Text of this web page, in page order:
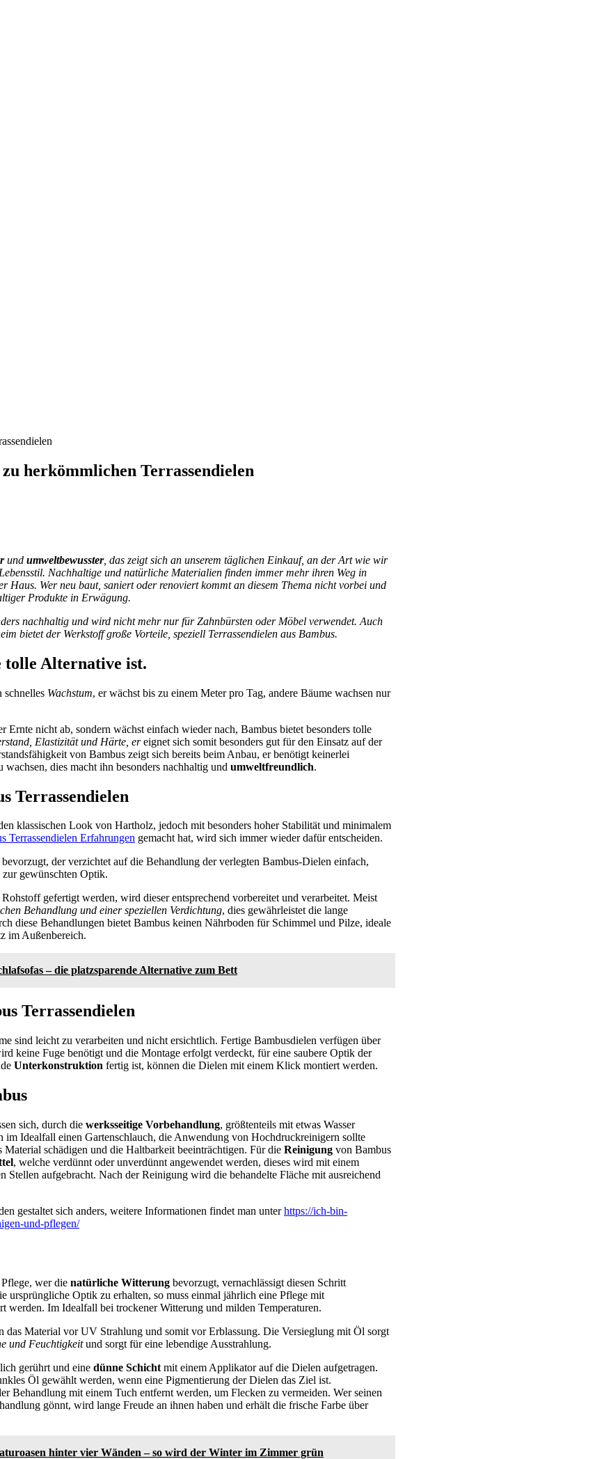
herkömmlichen Terrassendielen
und umweltbewusster, das zeigt sich an unserem täglichen Einkauf, an der Art wie wir
Nachhaltige und natürliche Materialien finden immer mehr ihren Weg in
Haus. Wer neu baut, saniert oder renoviert kommt an diesem Thema nicht vorbei und
Produkte in Erwägung.
nachhaltig und wird nicht mehr nur für Zahnbürsten oder Möbel verwendet. Auch
bietet der Werkstoff große Vorteile, speziell Terrassendielen aus Bambus.
tolle Alternative ist.
schnelles Wachstum, er wächst bis zu einem Meter pro Tag, andere Bäume wachsen nur
Ernte nicht ab, sondern wächst einfach wieder nach, Bambus bietet besonders tolle
Elastizität und Härte, ereignet sich somit besonders gut für den Einsatz auf der
von Bambus zeigt sich bereits beim Anbau, er benötigt keinerlei
dies macht ihn besonders nachhaltig und umweltfreundlich.
Terrassendielen
klassischen Look von Hartholz, jedoch mit besonders hoher Stabilität und minimalem
Terrassendielen Erfahrungen gemacht hat, wird sich immer wieder dafür entscheiden.
bevorzugt, der verzichtet auf die Behandlung der verlegten Bambus-Dielen einfach,
gewünschten Optik.
gefertigt werden, wird dieser entsprechend vorbereitet und verarbeitet. Meist
Behandlung und einer speziellen Verdichtung, dies gewährleistet die lange
diese Behandlungen bietet Bambus keinen Nährboden für Schimmel und Pilze, ideale
im Außenbereich.
– die platzsparende Alternative zum Bett
Terrassendielen
sind leicht zu verarbeiten und nicht ersichtlich. Fertige Bambusdielen verfügen über
keine Fuge benötigt und die Montage erfolgt verdeckt, für eine saubere Optik der
Unterkonstruktion fertig ist, können die Dielen mit einem Klick montiert werden.
sich, durch die werksseitige Vorbehandlung, größtenteils mit etwas Wasser
im Idealfall einen Gartenschlauch, die Anwendung von Hochdruckreinigern sollte
Material schädigen und die Haltbarkeit beeinträchtigen. Für die Reinigung von Bambus
, welche verdünnt oder unverdünnt angewendet werden, dieses wird mit einem
Stellen aufgebracht. Nach der Reinigung wird die behandelte Fläche mit ausreichend
gestaltet sich anders, weitere Informationen findet man unterhttps://ich-bin-
und-pflegen/
wer die natürliche Witterung bevorzugt, vernachlässigt diesen Schritt
ursprüngliche Optik zu erhalten, so muss einmal jährlich eine Pflege mit
werden. Im Idealfall bei trockener Witterung und milden Temperaturen.
das Material vor UV Strahlung und somit vor Erblassung. Die Versieglung mit Öl sorgt
und Feuchtigkeitund sorgt für eine lebendige Ausstrahlung.
gerührt und eine dünne Schicht mit einem Applikator auf die Dielen aufgetragen.
Öl gewählt werden, wenn eine Pigmentierung der Dielen das Ziel ist.
Behandlung mit einem Tuch entfernt werden, um Flecken zu vermeiden. Wer seinen
gönnt, wird lange Freude an ihnen haben und erhält die frische Farbe über
hinter vier Wänden – so wird der Winter im Zimmer grün